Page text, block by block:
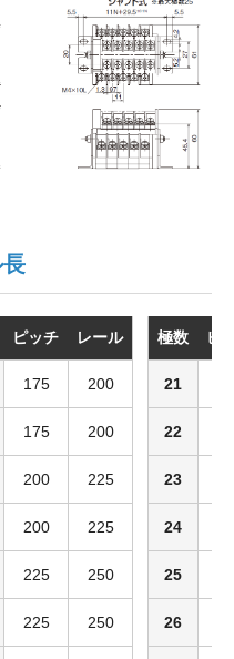
ピッチ レール
175 200
175 200
200 225
200 225
225 250
225 250
極数 ピ
21
22
23
24
25
26